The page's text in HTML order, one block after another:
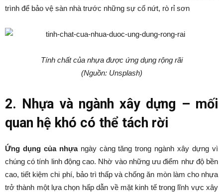
trình để bảo vệ sàn nhà trước những sự cố nứt, rò rỉ sơn
Tính chất của nhựa được ứng dụng rộng rãi
(Nguồn: Unsplash)
2. Nhựa và ngành xây dựng – mối
quan hệ khó có thể tách rời
Ứng dụng của nhựangày càng tăng trong ngành xây dựng vì
chúng có tính linh động cao. Nhờ vào những ưu điểm như độ bền
cao, tiết kiệm chi phí, bảo trì thấp và chống ăn mòn làm cho nhựa
trở thành một lựa chọn hấp dẫn về mặt kinh tế trong lĩnh vực xây